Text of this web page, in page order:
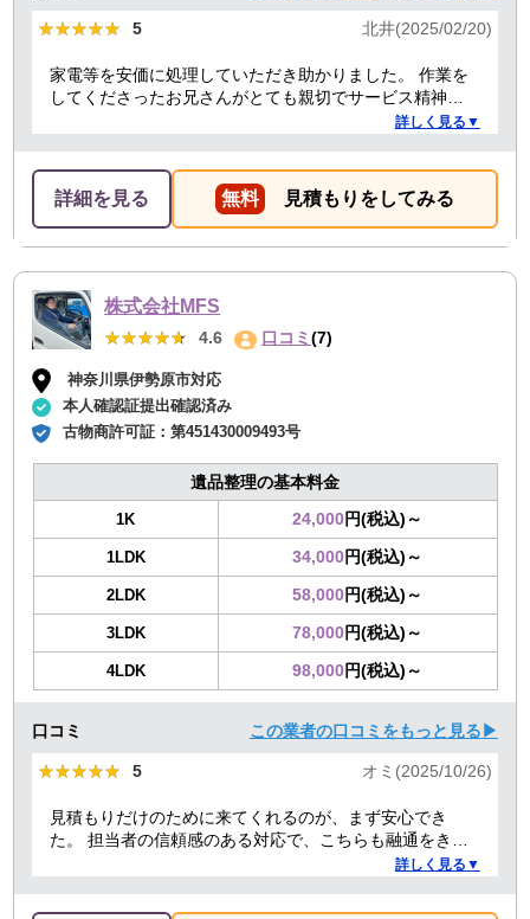
★★★★★
★★★★★ 5 北井(2025/02/20)
家電等を安価に処理していただき助かりました。 作業を
してくださったお兄さんがとても親切でサービス精神溢
詳しく見る▼
詳細を見る 無料 見積もりをしてみる
株式会社MFS
★★★★★
★★★★★ 4.6 口コミ(7)
神奈川県伊勢原市対応
本人確認証提出確認済み
古物商許可証：第451430009493号
遺品整理の基本料金
1K 24,000円(税込)～
1LDK 34,000円(税込)～
2LDK 58,000円(税込)～
3LDK 78,000円(税込)～
4LDK 98,000円(税込)～
口コミ この業者の口コミをもっと見る▶
★★★★★
★★★★★ 5 オミ(2025/10/26)
見積もりだけのために来てくれるのが、まず安心でき
た。 担当者の信頼感のある対応で、こちらも融通をきか
せることで、結果的にもっとも安い価格でお願いでき
さり、ありがたかったので満点にしました。
詳しく見る▼